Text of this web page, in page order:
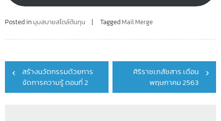
Posted in มุมสบายสไตล์ต้นทุน Tagged Mail Merge
Post
navigation
สร้างนวัตกรรมด้วยการ
จัดการความรู้ ตอนที่ 2
ศิริราชเภสัชสาร เดือน
พฤษภาคม 2563